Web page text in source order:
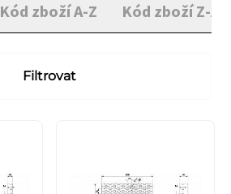
Kód zboží A-Z Kód zboží Z-A
Filtrovat